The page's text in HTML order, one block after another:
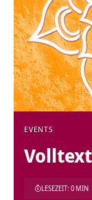
EVENTS
LESEZEIT: 0 MIN